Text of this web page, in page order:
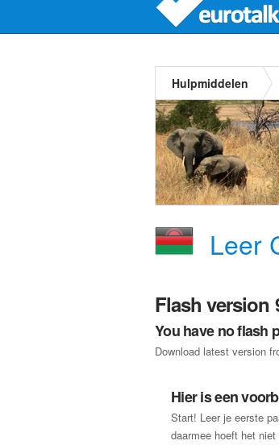
Hulpmiddelen
Leer
Flash version
You have no flash
Download latest version
Hier is een
Start! Leer je eerste
daarmee hoeft het